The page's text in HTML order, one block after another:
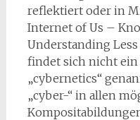
reflektiert oder in
Internet of Us –
Understanding Less
findet sich nicht ein
„cybernetics“
„cyber-“ in allen